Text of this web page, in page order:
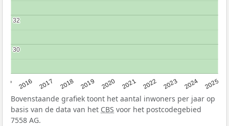
2016 2017 2018 2019 2020 2021 2022 2023 2024 2025
30
30
32
32
Bovenstaande grafiek toont het aantal inwoners per jaar op
basis van de data van het CBS voor het postcodegebied
7558 AG.